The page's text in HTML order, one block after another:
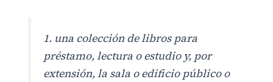
1. una colección de libros para
préstamo, lectura o estudio y, por
extensión, la sala o edificio público o